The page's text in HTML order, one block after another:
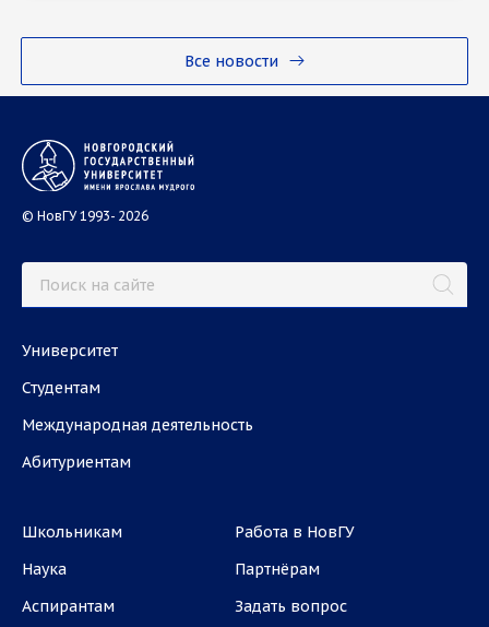
Все новости
© НовГУ 1993- 2026
Университет
Студентам
Международная деятельность
Абитуриентам
Школьникам
Наука
Аспирантам
Работа в НовГУ
Партнёрам
Задать вопрос